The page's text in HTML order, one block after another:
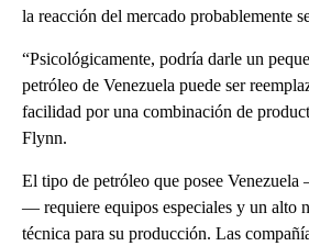
la reacción del mercado probablemente
“Psicológicamente, podría darle un
petróleo de Venezuela puede ser
facilidad por una combinación de
Flynn.
El tipo de petróleo que posee
— requiere equipos especiales y un alto
técnica para su producción. Las